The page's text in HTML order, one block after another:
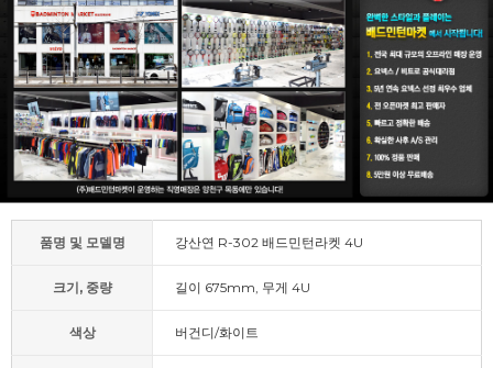
품명 및 모델명 강산연 R-302 배드민턴라켓 4U
크기, 중량 길이 675mm, 무게 4U
색상 버건디/화이트